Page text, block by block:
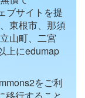
ブサイトを提
東根市、那須
山町、二宮
上にedumap
をご利